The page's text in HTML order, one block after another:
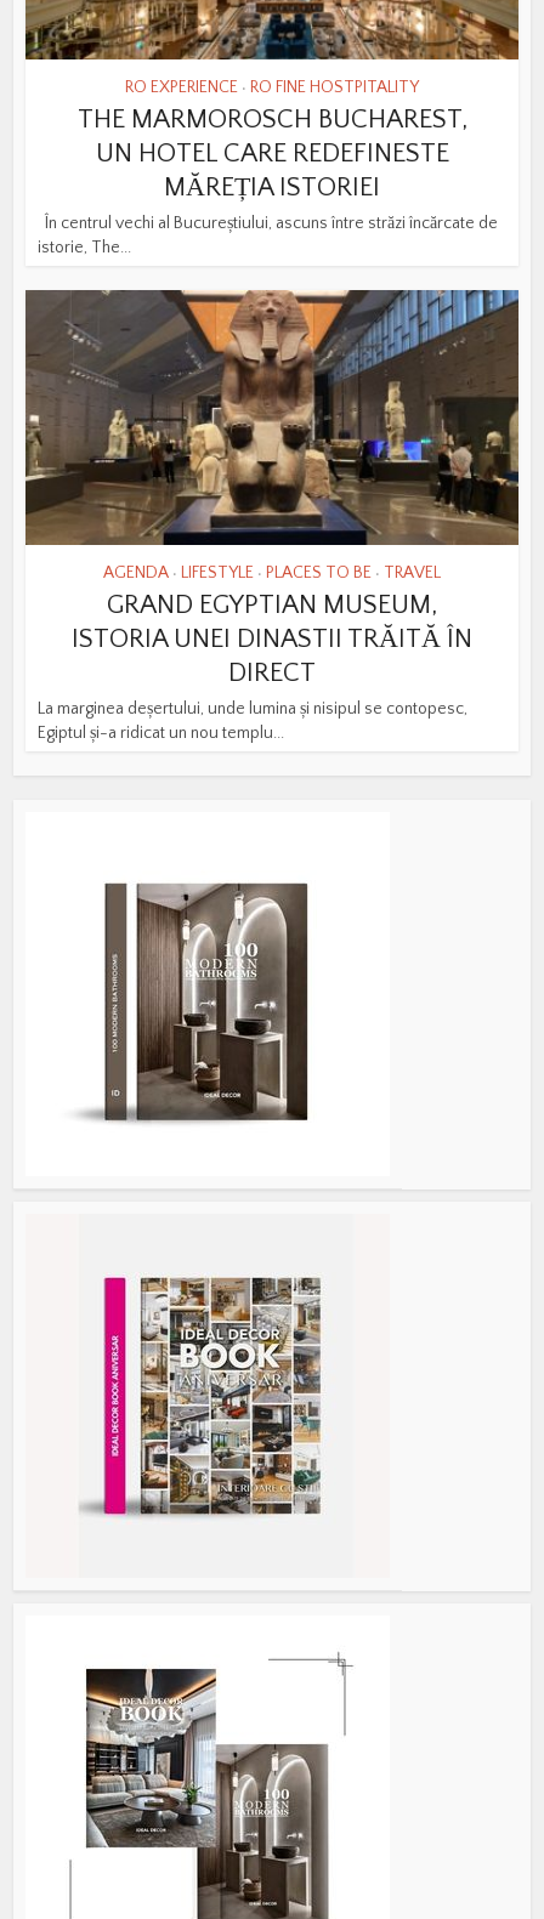
RO EXPERIENCE • RO FINE HOSTPITALITY
THE MARMOROSCH BUCHAREST,
UN HOTEL CARE REDEFINESTE
MĂREȚIA ISTORIEI
În centrul vechi al Bucureștiului, ascuns între străzi încărcate de
istorie, The...
AGENDA • LIFESTYLE • PLACES TO BE • TRAVEL
GRAND EGYPTIAN MUSEUM,
ISTORIA UNEI DINASTII TRĂITĂ ÎN
DIRECT
La marginea deșertului, unde lumina și nisipul se contopesc,
Egiptul și-a ridicat un nou templu...